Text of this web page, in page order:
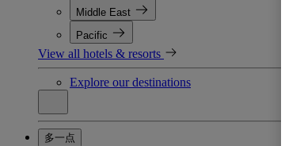
Middle East
Pacific
View all hotels & resorts
Explore our destinations
多一点